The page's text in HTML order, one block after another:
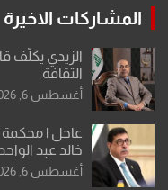
المشاركات الاخيرة
الزيدي يكلّف
الثقافة
أغسطس 6, 2026
عاجل | محكمة
خالد عبد
أغسطس 6, 2026